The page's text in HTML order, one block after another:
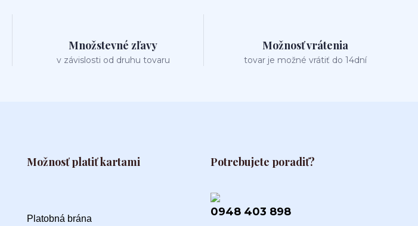
Množstevné zľavy
v závislosti od druhu tovaru
Možnosť vrátenia
tovar je možné vrátiť do 14dní
Možnosť platiť kartami
Platobná brána
Potrebujete poradiť?
0948 403 898